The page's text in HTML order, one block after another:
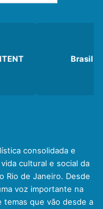
Brasil
consolidada e
cultural e social da
Rio de Janeiro. Desde
voz importante na
temas que vão desde a